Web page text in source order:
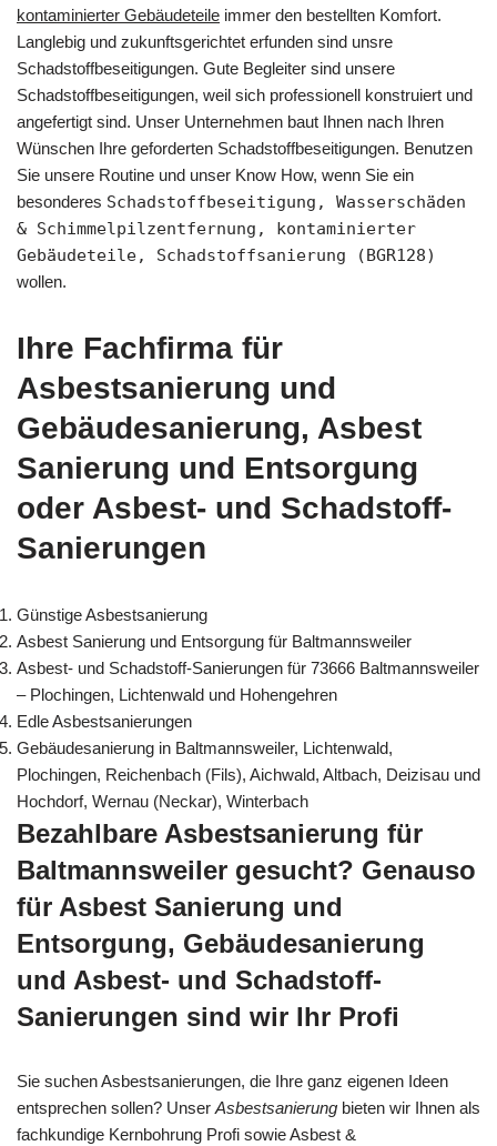
kontaminierter Gebäudeteile immer den bestellten Komfort.
Langlebig und zukunftsgerichtet erfunden sind unsre
Schadstoffbeseitigungen. Gute Begleiter sind unsere
Schadstoffbeseitigungen, weil sich professionell konstruiert und
angefertigt sind. Unser Unternehmen baut Ihnen nach Ihren
Wünschen Ihre geforderten Schadstoffbeseitigungen. Benutzen
Sie unsere Routine und unser Know How, wenn Sie ein
besonderes Schadstoffbeseitigung, Wasserschäden
& Schimmelpilzentfernung, kontaminierter
Gebäudeteile, Schadstoffsanierung (BGR128)
wollen.
Ihre Fachfirma für
Asbestsanierung und
Gebäudesanierung, Asbest
Sanierung und Entsorgung
oder Asbest- und Schadstoff-
Sanierungen
Günstige Asbestsanierung
Asbest Sanierung und Entsorgung für Baltmannsweiler
Asbest- und Schadstoff-Sanierungen für 73666 Baltmannsweiler
– Plochingen, Lichtenwald und Hohengehren
Edle Asbestsanierungen
Gebäudesanierung in Baltmannsweiler, Lichtenwald,
Plochingen, Reichenbach (Fils), Aichwald, Altbach, Deizisau und
Hochdorf, Wernau (Neckar), Winterbach
Bezahlbare Asbestsanierung für
Baltmannsweiler gesucht? Genauso
für Asbest Sanierung und
Entsorgung, Gebäudesanierung
und Asbest- und Schadstoff-
Sanierungen sind wir Ihr Profi
Sie suchen Asbestsanierungen, die Ihre ganz eigenen Ideen
entsprechen sollen? Unser Asbestsanierung bieten wir Ihnen als
fachkundige Kernbohrung Profi sowie Asbest &